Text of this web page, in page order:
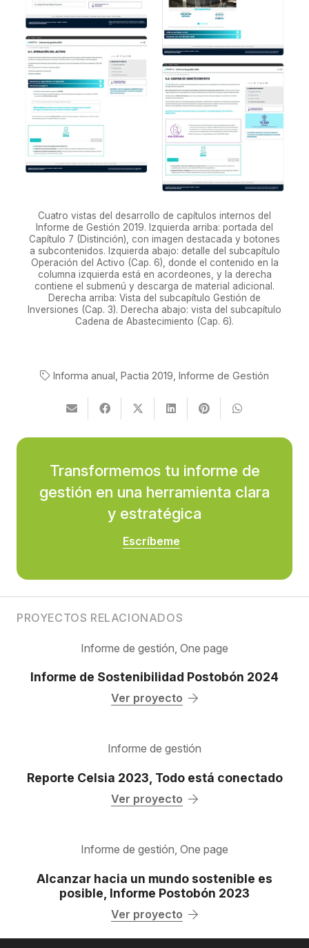
Cuatro vistas del desarrollo de capítulos internos del
Informe de Gestión 2019. Izquierda arriba: portada del
Capítulo 7 (Distinción), con imagen destacada y botones
a subcontenidos. Izquierda abajo: detalle del subcapítulo
Operación del Activo (Cap. 6), donde el contenido en la
columna izquierda está en acordeones, y la derecha
contiene el submenú y descarga de material adicional.
Derecha arriba: Vista del subcapítulo Gestión de
Inversiones (Cap. 3). Derecha abajo: vista del subcapítulo
Cadena de Abastecimiento (Cap. 6).
Informa anual ,Pactia 2019 ,Informe de Gestión
Transformemos tu informe de
gestión en una herramienta clara
y estratégica
Escríbeme
PROYECTOS RELACIONADOS
Informe de gestión One page
Informe de Sostenibilidad Postobón 2024
Ver proyecto
Informe de gestión
Reporte Celsia 2023, Todo está conectado
Ver proyecto
Informe de gestión, One page
Alcanzar hacia un mundo sostenible es
posible, Informe Postobón 2023
Ver proyecto